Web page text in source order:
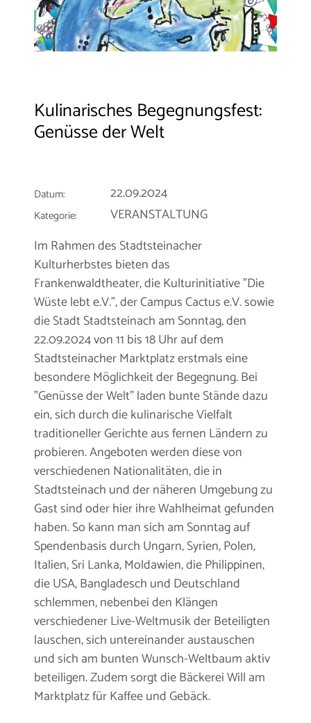
Kulinarisches Begegnungsfest:
Genüsse der Welt
Datum: 22.09.2024
Kategorie:
VERANSTALTUNG
Im Rahmen des Stadtsteinacher
Kulturherbstes bieten das
Frankenwaldtheater, die Kulturinitiative "Die
Wüste lebt e.V.", der Campus Cactus e.V. sowie
die Stadt Stadtsteinach am Sonntag, den
22.09.2024 von 11 bis 18 Uhr auf dem
Stadtsteinacher Marktplatz erstmals eine
besondere Möglichkeit der Begegnung. Bei
"Genüsse der Welt" laden bunte Stände dazu
ein, sich durch die kulinarische Vielfalt
traditioneller Gerichte aus fernen Ländern zu
probieren. Angeboten werden diese von
verschiedenen Nationalitäten, die in
Stadtsteinach und der näheren Umgebung zu
Gast sind oder hier ihre Wahlheimat gefunden
haben. So kann man sich am Sonntag auf
Spendenbasis durch Ungarn, Syrien, Polen,
Italien, Sri Lanka, Moldawien, die Philippinen,
die USA, Bangladesch und Deutschland
schlemmen, nebenbei den Klängen
verschiedener Live-Weltmusik der Beteiligten
lauschen, sich untereinander austauschen
und sich am bunten Wunsch-Weltbaum aktiv
beteiligen. Zudem sorgt die Bäckerei Will am
Marktplatz für Kaffee und Gebäck.